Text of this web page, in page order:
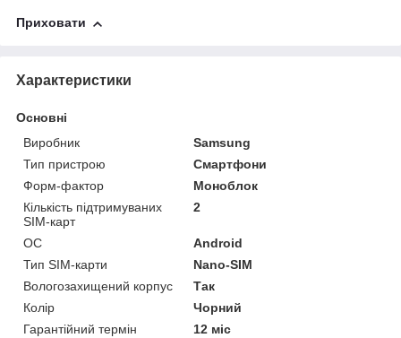
Приховати
Характеристики
Основні
Виробник
Samsung
Тип пристрою
Смартфони
Форм-фактор
Моноблок
Кількість підтримуваних
SIM-карт
2
ОС
Android
Тип SIM-карти
Nano-SIM
Вологозахищений корпус
Так
Колір
Чорний
Гарантійний термін
12 міс